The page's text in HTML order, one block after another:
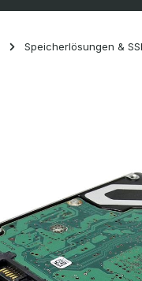
Speicherlösungen &